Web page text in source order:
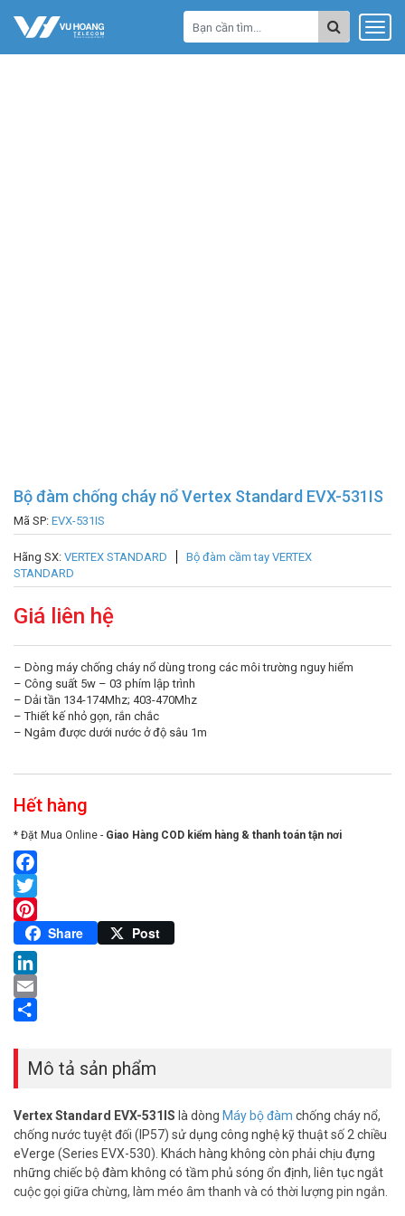
Bộ đàm chống cháy nổ Vertex Standard EVX-531IS
Mã SP: EVX-531IS
Hãng SX: VERTEX STANDARD
Bộ đàm cầm tay VERTEX
STANDARD
Giá liên hệ
– Dòng máy chống cháy nổ dùng trong các môi trường nguy hiểm
– Công suất 5w – 03 phím lập trình
– Dải tần 134-174Mhz; 403-470Mhz
– Thiết kế nhỏ gọn, rắn chắc
– Ngâm được dưới nước ở độ sâu 1m
Hết hàng
* Đặt Mua Online - Giao Hàng COD kiểm hàng & thanh toán tận nơi
Facebook
Twitter
Pinterest
Share Post
LinkedIn
Email
Mô tả sản phẩm
Vertex Standard EVX-531IS là dòng Máy bộ đàm chống cháy nổ,
chống nước tuyệt đối (IP57) sử dụng công nghệ kỹ thuật số 2 chiều
eVerge (Series EVX-530). Khách hàng không còn phải chịu đựng
những chiếc bộ đàm không có tầm phủ sóng ổn định, liên tục ngắt
cuộc gọi giữa chừng, làm méo âm thanh và có thời lượng pin ngắn.